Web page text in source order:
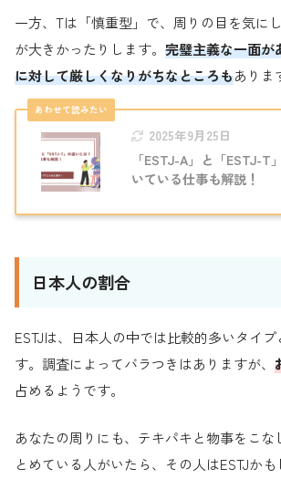
一方、Tは「慎重型」で、周りの目を気に
が大きかったりします。 完璧主義な一面が
に対して厳しくなりがちなところもありま
2025年9月25日
「ESTJ-A」と「ESTJ-T
いている仕事も解説！
日本人の割合
ESTJは、日本人の中では比較的多いタイ
す。調査によってバラつきはありますが、
占めるようです。
あなたの周りにも、テキパキと物事をこな
とめている人がいたら、その人はESTJか